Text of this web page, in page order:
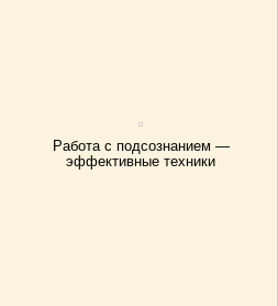
Работа с подсознанием —
эффективные техники